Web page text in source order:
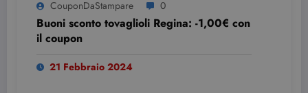
CouponDaStampare 0
Buoni sconto tovaglioli Regina: -1,00€ con
il coupon
21 Febbraio 2024